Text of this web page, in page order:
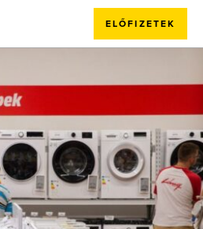
ELŐFIZETEK